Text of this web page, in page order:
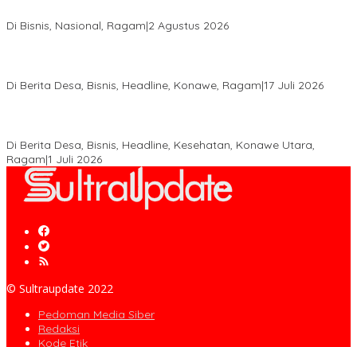
Di Bisnis, Nasional, Ragam|2 Agustus 2026
Di Berita Desa, Bisnis, Headline, Konawe, Ragam|17 Juli 2026
Di Berita Desa, Bisnis, Headline, Kesehatan, Konawe Utara,
Ragam|1 Juli 2026
© Sultraupdate 2022
Pedoman Media Siber
Redaksi
Kode Etik